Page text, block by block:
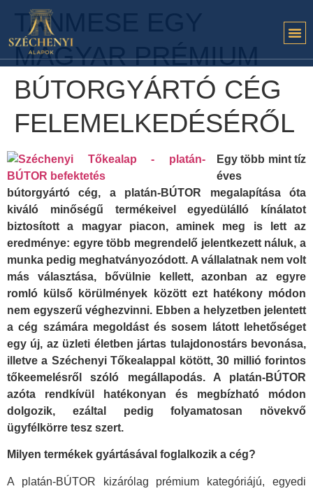
TANMESE EGY
MAGYAR PRÉMIUM
BÚTORGYÁRTÓ CÉG
FELEMELKEDÉSÉRŐL
Egy több mint tíz
éves
bútorgyártó cég, a platán-BÚTOR megalapítása óta
kiváló minőségű termékeivel egyedülálló kínálatot
biztosított a magyar piacon, aminek meg is lett az
eredménye: egyre több megrendelő jelentkezett náluk, a
munka pedig meghatványozódott. A vállalatnak nem volt
más választása, bővülnie kellett, azonban az egyre
romló külső körülmények között ezt hatékony módon
nem egyszerű véghezvinni. Ebben a helyzetben jelentett
a cég számára megoldást és sosem látott lehetőséget
egy új, az üzleti életben jártas tulajdonostárs bevonása,
illetve a Széchenyi Tőkealappal kötött, 30 millió forintos
tőkeemelésről szóló megállapodás. A platán-BÚTOR
azóta rendkívül hatékonyan és megbízható módon
dolgozik, ezáltal pedig folyamatosan növekvő
ügyfélkörre tesz szert.
Milyen termékek gyártásával foglalkozik a cég?
A platán-BÚTOR kizárólag prémium kategóriájú, egyedi